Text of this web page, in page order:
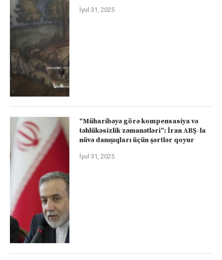
İyul 31, 2025
“Müharibəyə görə kompensasiya və
təhlükəsizlik zəmanətləri”: İran ABŞ-la
nüvə danışıqları üçün şərtlər qoyur
İyul 31, 2025